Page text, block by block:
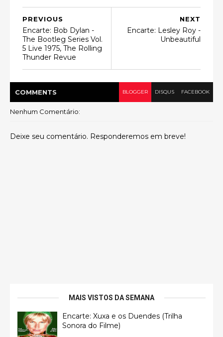
NEXT
Encarte: Lesley Roy -
Unbeautiful
PREVIOUS
Encarte: Bob Dylan -
The Bootleg Series Vol.
5 Live 1975, The Rolling
Thunder Revue
COMMENTS BLOGGER DISQUS FACEBOOK
Nenhum Comentário:
Deixe seu comentário. Responderemos em breve!
MAIS VISTOS DA SEMANA
Encarte: Xuxa e os Duendes (Trilha
Sonora do Filme)